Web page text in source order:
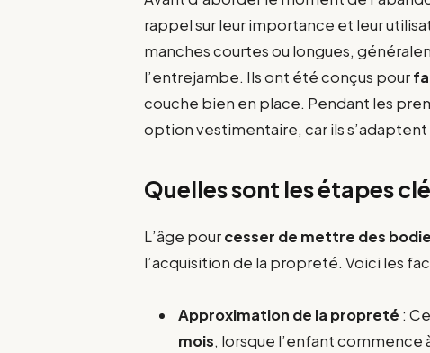
rappel sur leur importance et leur
manches courtes ou longues,
l’entrejambe. Ils ont été conçus pour
couche bien en place. Pendant les
option vestimentaire, car ils
Quelles sont les étapes
L’âge pourcesser de mettre des
l’acquisition de la propreté. Voici les
Approximation de la propreté :
mois, lorsque l’enfant commence